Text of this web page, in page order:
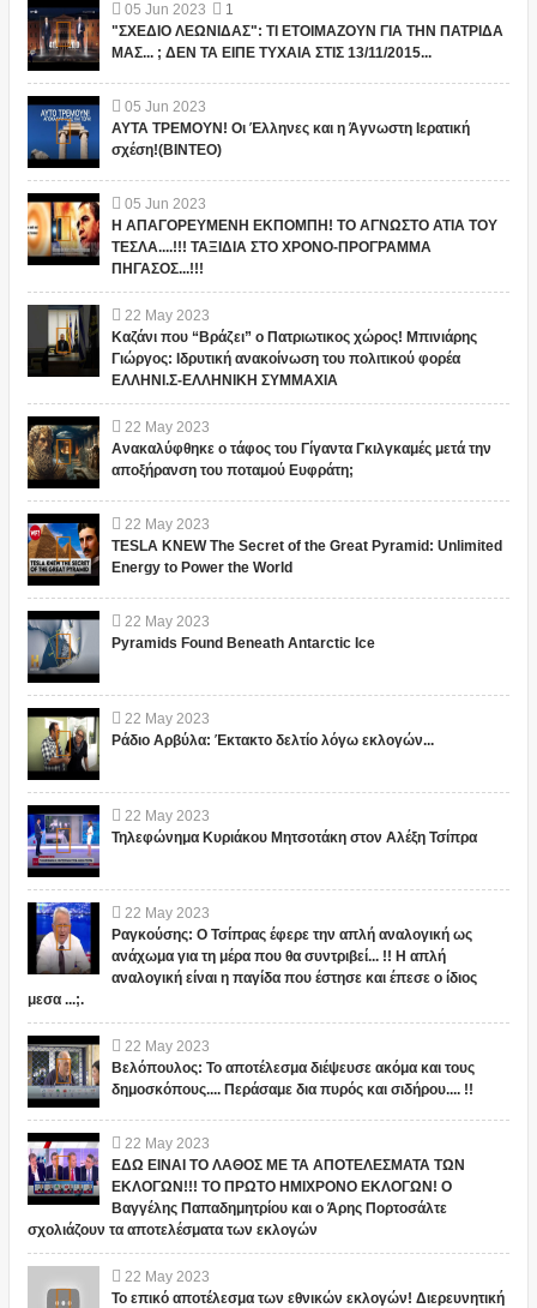
05 Jun 2023
1
"ΣΧΕΔΙΟ ΛΕΩΝΙΔΑΣ": ΤΙ ΕΤΟΙΜΑΖΟΥΝ ΓΙΑ ΤΗΝ ΠΑΤΡΙΔΑ
ΜΑΣ... ; ΔΕΝ ΤΑ ΕΙΠΕ ΤΥΧΑΙΑ ΣΤΙΣ 13/11/2015...
05 Jun 2023
ΑΥΤΑ ΤΡΕΜΟΥΝ! Οι Έλληνες και η Άγνωστη Ιερατική
σχέση!(ΒΙΝΤΕΟ)
05 Jun 2023
Η ΑΠΑΓΟΡΕΥΜΕΝΗ ΕΚΠΟΜΠΗ! ΤΟ ΑΓΝΩΣΤΟ ΑΤΙΑ ΤΟΥ
ΤΕΣΛΑ....!!! ΤΑΞΙΔΙΑ ΣΤΟ ΧΡΟΝΟ-ΠΡΟΓΡΑΜΜΑ
ΠΗΓΑΣΟΣ...!!!
22 May 2023
Καζάνι που “Βράζει” ο Πατριωτικος χώρος! Μπινιάρης
Γιώργος: Ιδρυτική ανακοίνωση του πολιτικού φορέα
ΕΛΛΗΝΙ.Σ-ΕΛΛΗΝΙΚΗ ΣΥΜΜΑΧΙΑ
22 May 2023
Ανακαλύφθηκε ο τάφος του Γίγαντα Γκιλγκαμές μετά την
αποξήρανση του ποταμού Ευφράτη;
22 May 2023
TESLA KNEW The Secret of the Great Pyramid: Unlimited
Energy to Power the World
22 May 2023
Pyramids Found Beneath Antarctic Ice
22 May 2023
Ράδιο Αρβύλα: Έκτακτο δελτίο λόγω εκλογών...
22 May 2023
Τηλεφώνημα Κυριάκου Μητσοτάκη στον Αλέξη Τσίπρα
22 May 2023
Ραγκούσης: Ο Τσίπρας έφερε την απλή αναλογική ως
ανάχωμα για τη μέρα που θα συντριβεί... !! Η απλή
αναλογική είναι η παγίδα που έστησε και έπεσε ο ίδιος
μεσα ...;.
22 May 2023
Βελόπουλος: Το αποτέλεσμα διέψευσε ακόμα και τους
δημοσκόπους.... Περάσαμε δια πυρός και σιδήρου.... !!
22 May 2023
ΕΔΩ ΕΙΝΑΙ ΤΟ ΛΑΘΟΣ ΜΕ ΤΑ ΑΠΟΤΕΛΕΣΜΑΤΑ ΤΩΝ
ΕΚΛΟΓΩΝ!!! ΤΟ ΠΡΩΤΟ ΗΜΙΧΡΟΝΟ ΕΚΛΟΓΩΝ! Ο
Βαγγέλης Παπαδημητρίου και ο Άρης Πορτοσάλτε
σχολιάζουν τα αποτελέσματα των εκλογών
22 May 2023
Το επικό αποτέλεσμα των εθνικών εκλογών! Διερευνητική